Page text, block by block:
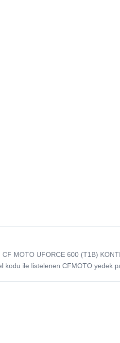
MOTO UFORCE 600 (T1B)
kodu ile listelenen CFMOTO yedek